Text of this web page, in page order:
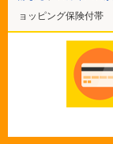
ョッピング保険付帯